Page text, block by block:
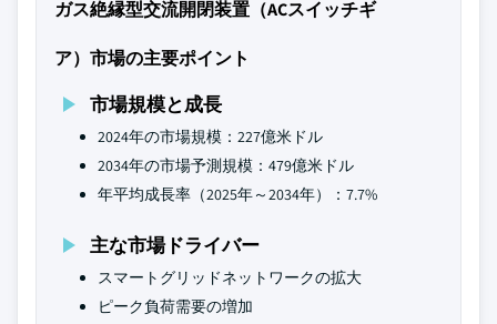
ガス絶縁型交流開閉装置（ACスイッチギ
ア）市場の主要ポイント
市場規模と成長
2024年の市場規模：227億米ドル
2034年の市場予測規模：479億米ドル
年平均成長率（2025年～2034年）：7.7%
主な市場ドライバー
スマートグリッドネットワークの拡大
ピーク負荷需要の増加